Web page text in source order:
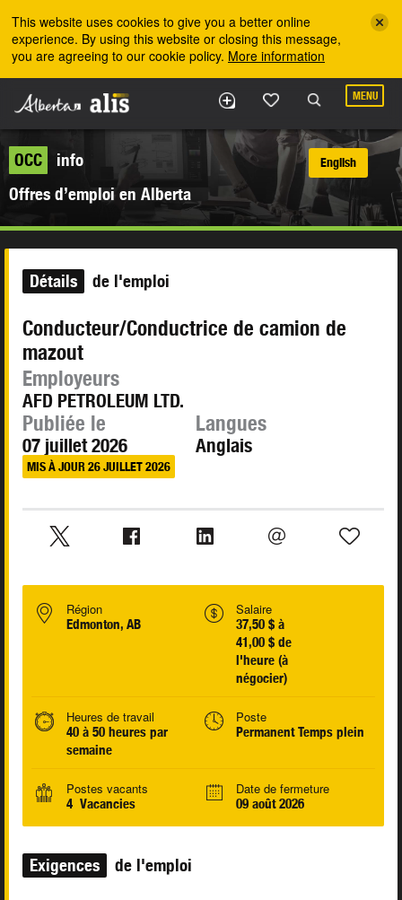
This website uses cookies to give you a better online
experience. By using this website or closing this message,
you are agreeing to our cookie policy. More information
MENU
OCC
info
Offres d’emploi en Alberta
English
Détails de l'emploi
Conducteur/Conductrice de camion de
mazout
Employeurs
AFD PETROLEUM LTD.
Publiée le
07 juillet 2026
MIS À JOUR 26 JUILLET 2026
Langues
Anglais
Région
Edmonton, AB
Salaire
37,50 $ à
41,00 $ de
l'heure (à
négocier)
Heures de travail
40 à 50 heures par
semaine
Poste
Permanent Temps plein
Postes vacants
4 Vacancies
Date de fermeture
09 août 2026
Exigences de l'emploi